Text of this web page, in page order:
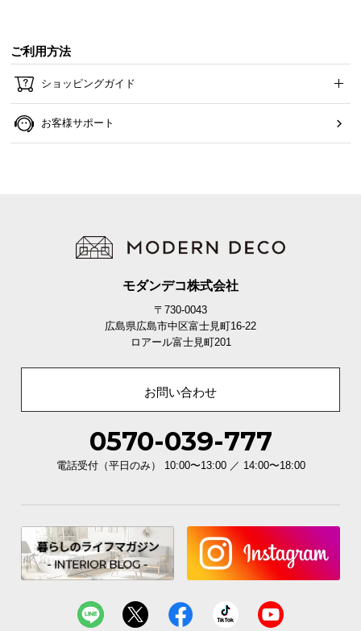
コード長
温もり豊かな木目調デザイン
優しい風合いの木目を施し、温かみのあるウッド調
のフレームに仕上げました。
ご利用方法
ショッピングガイド
お客様サポート
モダンデコ株式会社
〒730-0043
広島県広島市中区富士見町16-22
ロアール富士見町201
お問い合わせ
0570-039-777
電話受付（平日のみ） 10:00〜13:00 ／ 14:00〜18:00